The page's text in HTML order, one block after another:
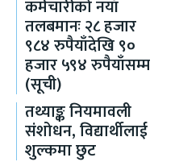
कर्मचारीको नयाँ
तलबमानः २८ हजार
९८४ रुपैयाँदेखि ९०
हजार ५९४ रुपैयाँसम्म
(सूची)
तथ्याङ्क नियमावली
संशोधन, विद्यार्थीलाई
शुल्कमा छुट